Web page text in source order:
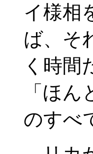
イ様相
ば、そ
く時間
「ほ
のすべ